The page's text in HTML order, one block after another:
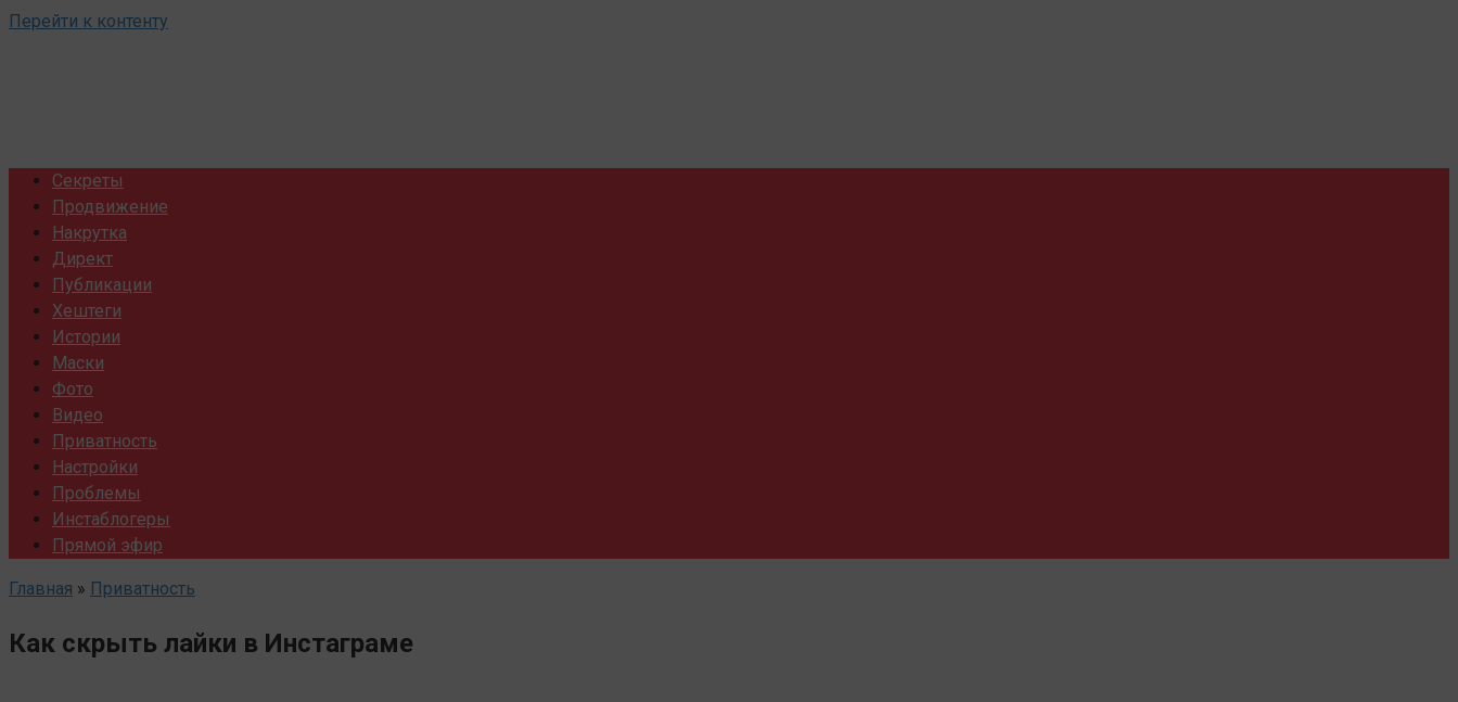
Перейти к контенту
Секреты
Продвижение
Накрутка
Директ
Публикации
Хештеги
Истории
Маски
Фото
Видео
Приватность
Настройки
Проблемы
Инстаблогеры
Прямой эфир
Главная » Приватность
Как скрыть лайки в Инстаграме